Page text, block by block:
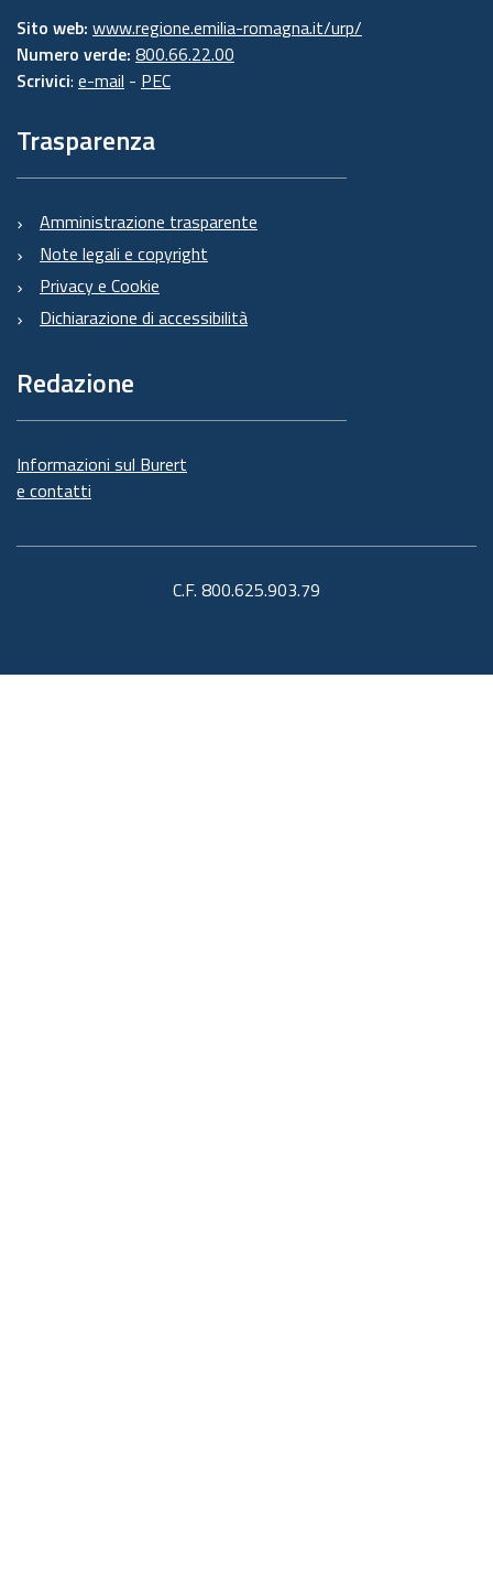
Sito web: www.regione.emilia-romagna.it/urp/
Numero verde: 800.66.22.00
Scrivici: e-mail - PEC
Trasparenza
Amministrazione trasparente
Note legali e copyright
Privacy e Cookie
Dichiarazione di accessibilità
Redazione
Informazioni sul Burert
e contatti
C.F. 800.625.903.79